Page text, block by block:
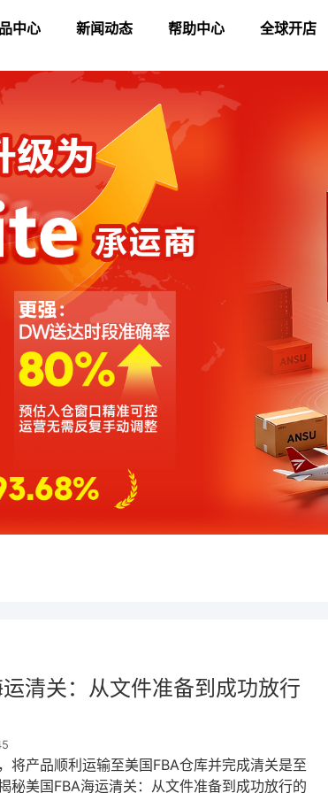
中心 新闻动态 帮助中心 全球开店
清关：从文件准备到成功放行
将产品顺利运输至美国FBA仓库并完成清关是至
秘美国FBA海运清关：从文件准备到成功放行的